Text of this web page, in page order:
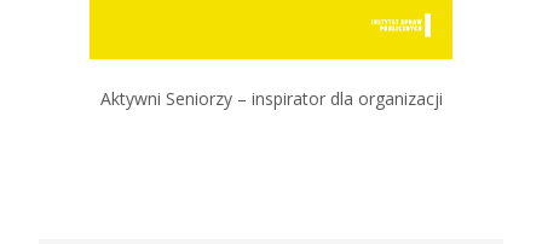
Aktywni Seniorzy – inspirator dla organizacji